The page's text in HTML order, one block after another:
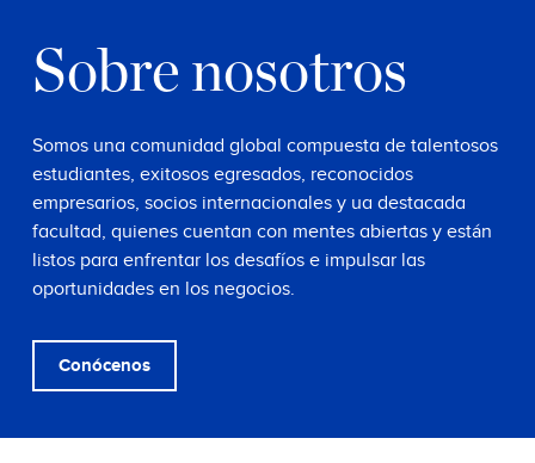
Sobre nosotros
Somos una comunidad global compuesta de talentosos
estudiantes, exitosos egresados, reconocidos
empresarios, socios internacionales y ua destacada
facultad, quienes cuentan con mentes abiertas y están
listos para enfrentar los desafíos e impulsar las
oportunidades en los negocios.
Conócenos